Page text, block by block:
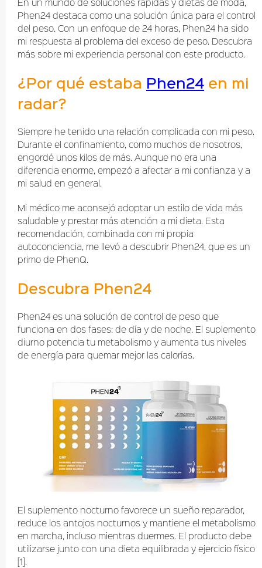
Phen24 destaca como una solución única para el control
del peso. Con un enfoque de 24 horas, Phen24 ha sido
mi respuesta al problema del exceso de peso. Descubra
más sobre mi experiencia personal con este producto.
¿Por qué estaba Phen24 en mi
radar?
Siempre he tenido una relación complicada con mi peso.
Durante el confinamiento, como muchos de nosotros,
engordé unos kilos de más. Aunque no era una
diferencia enorme, empezó a afectar a mi confianza y a
mi salud en general.
Mi médico me aconsejó adoptar un estilo de vida más
saludable y prestar más atención a mi dieta. Esta
recomendación, combinada con mi propia
autoconciencia, me llevó a descubrir Phen24, que es un
primo de PhenQ.
Descubra Phen24
Phen24 es una solución de control de peso que
funciona en dos fases: de día y de noche. El suplemento
diurno potencia tu metabolismo y aumenta tus niveles
de energía para quemar mejor las calorías.
El suplemento nocturno favorece un sueño reparador,
reduce los antojos nocturnos y mantiene el metabolismo
en marcha, incluso mientras duermes. El producto debe
utilizarse junto con una dieta equilibrada y ejercicio físico
[1].